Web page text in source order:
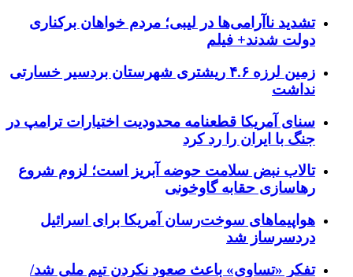
تشدید ناآرامی‌ها در لیبی؛ مردم خواهان برکناری
دولت شدند+ فیلم
زمین لرزه ۴.۶ ریشتری شهرستان بردسیر خسارتی
نداشت
سنای آمریکا قطعنامه محدودیت اختیارات ترامپ در
جنگ با ایران را رد کرد
تالاب نبض سلامت حوضه آبریز است؛ لزوم شروع
رهاسازی حقابه گاوخونی
هواپیماهای سوخت‌رسان آمریکا برای اسرائیل
دردسرساز شد
تفکر «تساوی» باعث صعود نکردن تیم ملی شد/